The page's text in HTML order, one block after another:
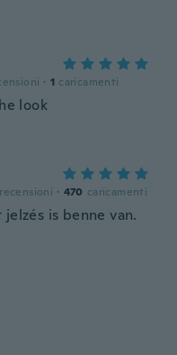
· 1 caricamenti
look
recensioni · 470 caricamenti
jelzés is benne van.